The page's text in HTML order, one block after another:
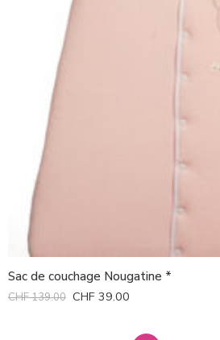
Sac de couchage Nougatine *
CHF139.00 CHF 39.00